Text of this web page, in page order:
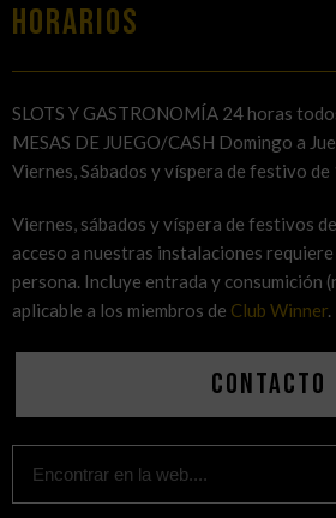
HORARIOS
SLOTS Y GASTRONOMÍA 24 horas
MESAS DE JUEGO/CASH Domingo a
Viernes, Sábados y víspera de festivo
Viernes, sábados y víspera de festivos
acceso a nuestras instalaciones
persona. Incluye entrada y consumición
aplicable a los miembros de Club Winner.
Contacto